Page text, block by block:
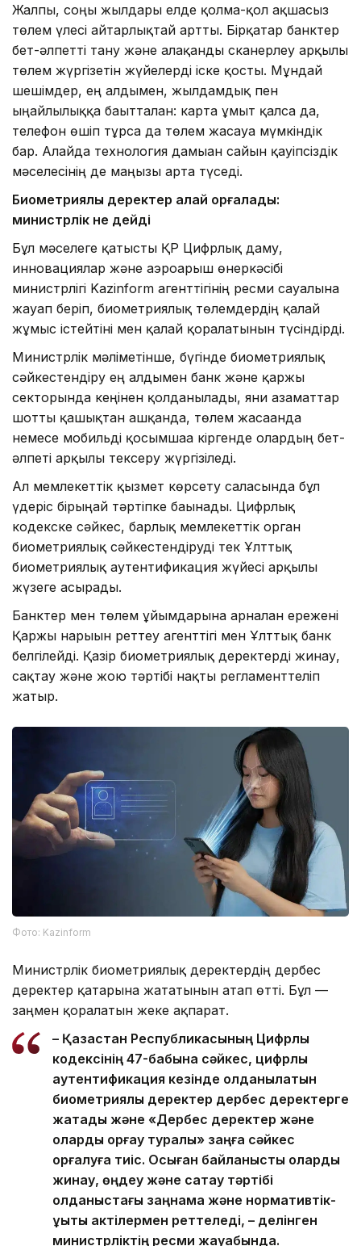
Жалпы, соңғы жылдары елде қолма-қол ақшасыз
төлем үлесі айтарлықтай артты. Бірқатар банктер
бет-әлпетті тану және алақанды сканерлеу арқылы
төлем жүргізетін жүйелерді іске қосты. Мұндай
шешімдер, ең алдымен, жылдамдық пен
ыңғайлылыққа бағытталған: карта ұмыт қалса да,
телефон өшіп тұрса да төлем жасауға мүмкіндік
бар. Алайда технология дамыған сайын қауіпсіздік
мәселесінің де маңызы арта түседі.
Биометриялық деректер қалай қорғалады:
министрлік не дейді
Бұл мәселеге қатысты ҚР Цифрлық даму,
инновациялар және аэроғарыш өнеркәсібі
министрлігі Kazinform агенттігінің ресми сауалына
жауап беріп, биометриялық төлемдердің қалай
жұмыс істейтіні мен қалай қорғалатынын түсіндірді.
Министрлік мәліметінше, бүгінде биометриялық
сәйкестендіру ең алдымен банк және қаржы
секторында кеңінен қолданылады, яғни азаматтар
шотты қашықтан ашқанда, төлем жасағанда
немесе мобильді қосымшаға кіргенде олардың бет-
әлпеті арқылы тексеру жүргізіледі.
Ал мемлекеттік қызмет көрсету саласында бұл
үдеріс бірыңғай тәртіпке бағынады. Цифрлық
кодекске сәйкес, барлық мемлекеттік орган
биометриялық сәйкестендіруді тек Ұлттық
биометриялық аутентификация жүйесі арқылы
жүзеге асырады.
Банктер мен төлем ұйымдарына арналған ережені
Қаржы нарығын реттеу агенттігі мен Ұлттық банк
белгілейді. Қазір биометриялық деректерді жинау,
сақтау және жою тәртібі нақты регламенттеліп
жатыр.
Фото: Kazinform
Министрлік биометриялық деректердің дербес
деректер қатарына жататынын атап өтті. Бұл —
заңмен қорғалатын жеке ақпарат.
– Қазақстан Республикасының Цифрлық
кодексінің 47-бабына сәйкес, цифрлық
аутентификация кезінде қолданылатын
биометриялық деректер дербес деректерге
жатады және «Дербес деректер және
оларды қорғау туралы» заңға сәйкес
қорғалуға тиіс. Осыған байланысты оларды
жинау, өңдеу және сақтау тәртібі
қолданыстағы заңнама және нормативтік-
құқықтық актілермен реттеледі, – делінген
министрліктің ресми жауабында.